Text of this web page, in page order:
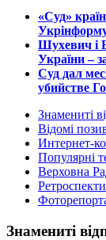
​«Суд»
Шухевич і
України –
Суд дал
убийстве
Знамениті
Відомі
Интернет-
Популярні
Верховна
Знамениті